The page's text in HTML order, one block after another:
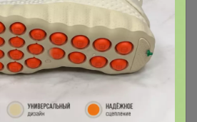
парфюмерия 31